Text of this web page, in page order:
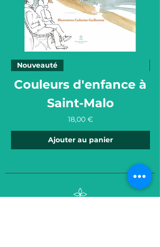
Nouveauté
Couleurs d'enfance à
Saint-Malo
Prix
18,00 €
Ajouter au panier